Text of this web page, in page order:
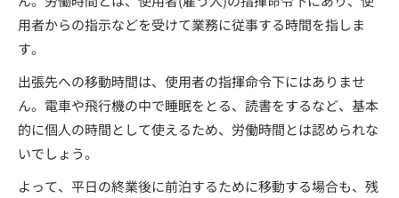
用者からの指示などを受けて業務に従事する時間を指しま
す。
出張先への移動時間は、使用者の指揮命令下にはありませ
ん。電車や飛行機の中で睡眠をとる、読書をするなど、基本
的に個人の時間として使えるため、労働時間とは認められな
いでしょう。
よって、平日の終業後に前泊するために移動する場合も、残